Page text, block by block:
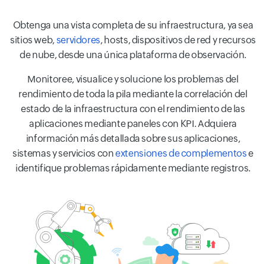
Obtenga una vista completa de su infraestructura, ya sea
sitios web,servidores, hosts, dispositivos de red y recursos
de nube, desde una única plataforma de observación.
Monitoree, visualice y solucione los problemas del
rendimiento de toda la pila mediante la correlación del
estado de la infraestructura con el rendimiento de las
aplicaciones mediante paneles con KPI. Adquiera
información más detallada sobre sus aplicaciones,
sistemas y servicios conextensiones de complementose
identifique problemas rápidamente mediante registros.